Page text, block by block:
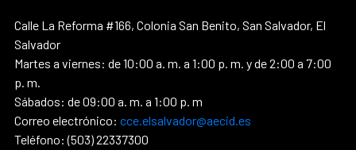
Calle La Reforma #166, Colonia San Benito, San Salvador, El
Salvador
Martes a viernes: de 10:00 a. m. a 1:00 p. m. y de 2:00 a 7:00
p. m.
Sábados: de 09:00 a. m. a 1:00 p. m
Correo electrónico: cce.elsalvador@aecid.es
Teléfono: (503) 22337300